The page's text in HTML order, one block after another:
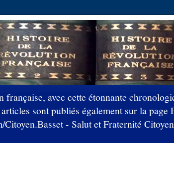
avec cette étonnante
sont publiés également sur la page
- Salut et Fraternité